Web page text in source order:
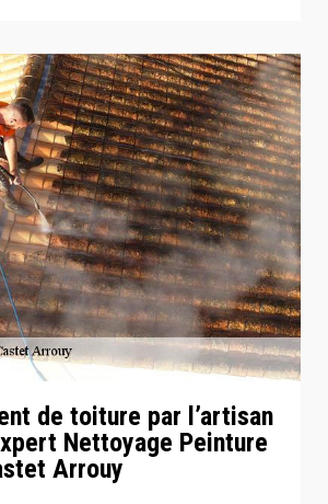
de toiture par l’artisan
Nettoyage Peinture
Arrouy